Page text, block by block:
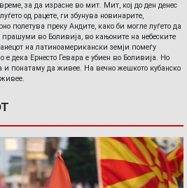
за да израсне во мит. Мит, кој до ден денес
од рацете, ги збунува новинарите,
полетува преку Андите, како би могле луѓето да
прашуми во Боливија, во кањоните на небеските
на латиноамерикански земји помеѓу
дека Ернесто Гевара е убиен во Боливија. Но
и понатаму да живее. На вечно жешкото кубанско